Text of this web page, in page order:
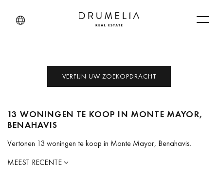
VERFIJN UW ZOEKOPDRACHT
13 WONINGEN TE KOOP IN MONTE MAYOR,
BENAHAVIS
Vertonen 13 woningen te koop in Monte Mayor, Benahavis.
MEEST RECENTE